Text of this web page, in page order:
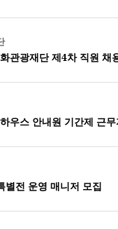
관광재단 제4차 직원 채
우스 안내원 기간제 근
별전 운영 매니저 모집